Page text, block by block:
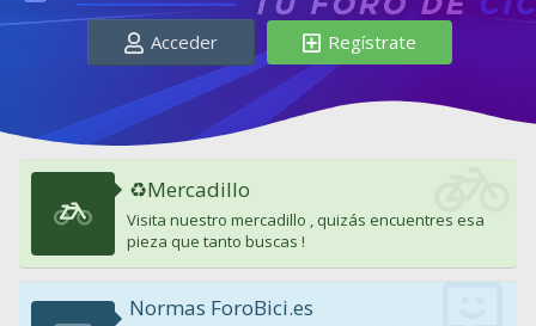
Acceder Regístrate
♻️Mercadillo
Visita nuestro mercadillo , quizás encuentres esa
pieza que tanto buscas !
Normas ForoBici.es